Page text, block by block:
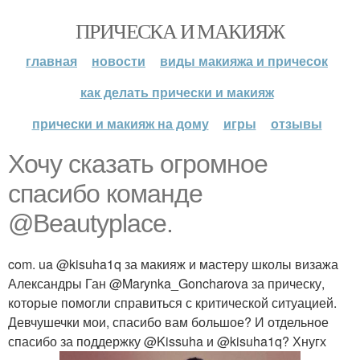
ПРИЧЕСКА И МАКИЯЖ
главная новости
виды макияжа и причесок
как делать прически и макияж
прически и макияж на дому
игры отзывы
Хочу сказать огромное
спасибо команде
@Beautyplace.
com. ua @kisuha1q за макияж и мастеру школы визажа
Александры Ган @Marynka_Goncharova за прическу,
которые помогли справиться с критической ситуацией.
Девчушечки мои, спасибо вам большое? И отдельное
спасибо за поддержку @Kissuha и @kisuha1q? Хнугх